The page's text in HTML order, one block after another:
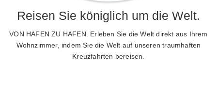
Reisen Sie königlich um die Welt.
VON HAFEN ZU HAFEN. Erleben Sie die Welt direkt aus Ihrem
Wohnzimmer, indem Sie die Welt auf unseren traumhaften
Kreuzfahrten bereisen.